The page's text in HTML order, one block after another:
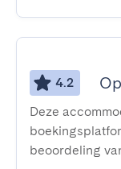
4.2
Deze
beoordeling